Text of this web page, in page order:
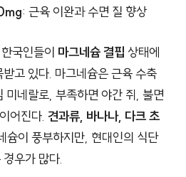
: 근육 이완과 수면 질 향상
국인들이 마그네슘 결핍 상태에
고 있다. 마그네슘은 근육 수축
미네랄로, 부족하면 야간 쥐, 불면
어진다. 견과류, 바나나, 다크 초
슘이 풍부하지만, 현대인의 식단
우가 많다.